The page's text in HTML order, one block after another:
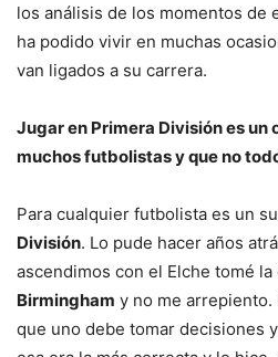
los análisis de los momentos de
ha podido vivir en muchas
van ligados a su carrera.
Jugar en Primera División es un
muchos futbolistas y que no
Para cualquier futbolista es un
División. Lo pude hacer años
ascendimos con el Elche tomé
Birmingham y no me arrepiento.
que uno debe tomar decisiones